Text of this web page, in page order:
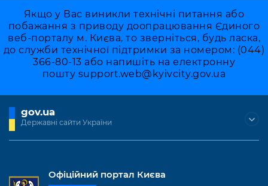
Якщо у Вас виникли технічні питання або
побажання з приводу доопрацювання Єдиного
веб-порталу м. Києва, то зверніться, будь ласка,
до служби технічної підтримки за номером: (044)
366-80-13 або напишіть на електронну
пошту support.web@kyivcity.gov.ua
gov.ua
Державні сайти України
Офіційний портал Києва